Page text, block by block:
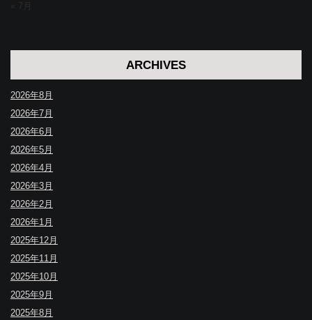
« 7月
ARCHIVES
2026年8月
2026年7月
2026年6月
2026年5月
2026年4月
2026年3月
2026年2月
2026年1月
2025年12月
2025年11月
2025年10月
2025年9月
2025年8月